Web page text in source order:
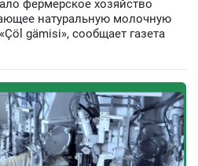
фермерское хозяйство
натуральную молочную
gämisi», сообщает газета